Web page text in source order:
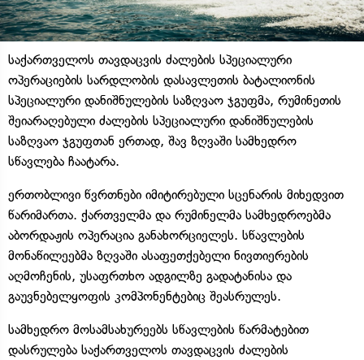
საქართველოს თავდაცვის ძალების სპეციალური
ოპერაციების სარდლობის დასავლეთის ბატალიონის
სპეციალური დანიშნულების საზღვაო ჯგუფმა, რუმინეთის
შეიარაღებული ძალების სპეციალური დანიშნულების
საზღვაო ჯგუფთან ერთად, შავ ზღვაში სამხედრო
სწავლება ჩაატარა.
ერთობლივი წვრთნები იმიტირებული სცენარის მიხედვით
წარიმართა. ქართველმა და რუმინელმა სამხედროებმა
აბორდაჟის ოპერაცია განახორციელეს. სწავლების
მონაწილეებმა ზღვაში ასაფეთქებელი ნივთიერების
აღმოჩენის, უსაფრთხო ადგილზე გადატანისა და
გაუვნებელყოფის კომპონენტებიც შეასრულეს.
სამხედრო მოსამსახურეებს სწავლების წარმატებით
დასრულება საქართველოს თავდაცვის ძალების